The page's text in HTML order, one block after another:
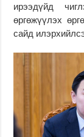
ирээдүйд
өргөжүүлэх
сайд